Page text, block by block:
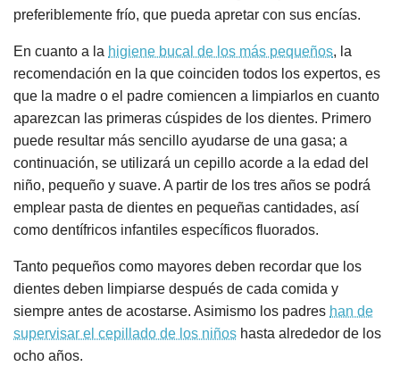
preferiblemente frío, que pueda apretar con sus encías.
En cuanto a la higiene bucal de los más pequeños, la
recomendación en la que coinciden todos los expertos, es
que la madre o el padre comiencen a limpiarlos en cuanto
aparezcan las primeras cúspides de los dientes. Primero
puede resultar más sencillo ayudarse de una gasa; a
continuación, se utilizará un cepillo acorde a la edad del
niño, pequeño y suave. A partir de los tres años se podrá
emplear pasta de dientes en pequeñas cantidades, así
como dentífricos infantiles específicos fluorados.
Tanto pequeños como mayores deben recordar que los
dientes deben limpiarse después de cada comida y
siempre antes de acostarse. Asimismo los padres han de
supervisar el cepillado de los niños hasta alrededor de los
ocho años.